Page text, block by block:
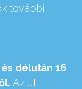
további
délután 16
Az út